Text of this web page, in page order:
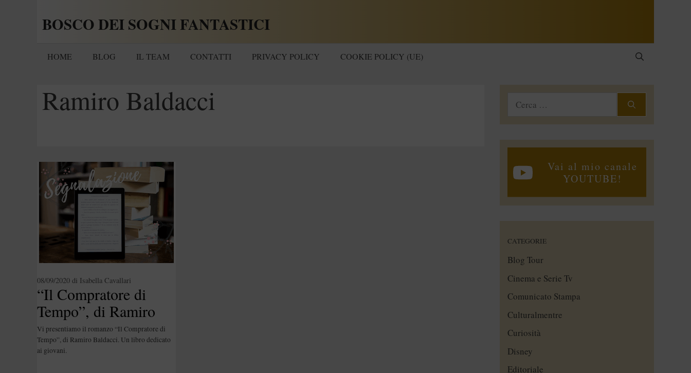
BOSCO DEI SOGNI FANTASTICI
HOME BLOG IL TEAM CONTATTI PRIVACY POLICY COOKIE POLICY (UE)
Ramiro Baldacci
“Il Compratore di
Tempo”, di Ramiro
Baldacci
08/09/2020 di Isabella Cavallari
Vi presentiamo il romanzo “Il Compratore di
Tempo”, di Ramiro Baldacci. Un libro dedicato
ai giovani.
Ricerca
Vai al mio canale
YOUTUBE!
CATEGORIE
Blog Tour
Cinema e Serie Tv
Comunicato Stampa
Culturalmentre
Curiosità
Disney
Editoriale